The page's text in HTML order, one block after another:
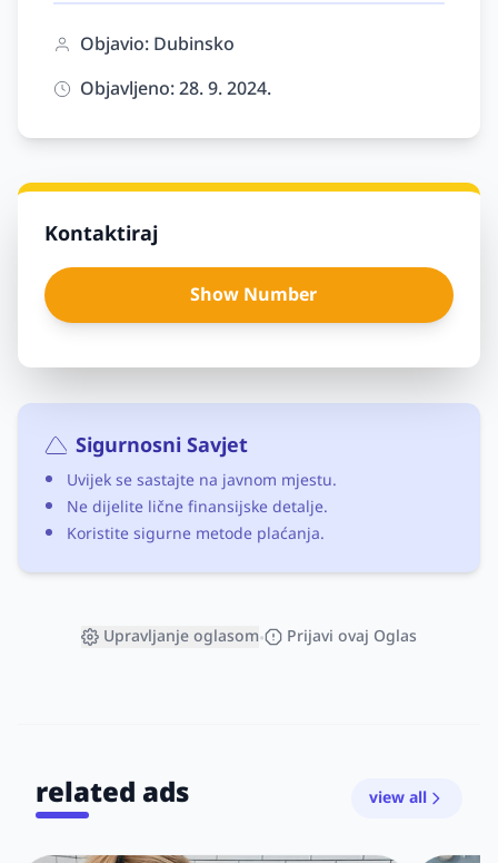
Objavio: Dubinsko
Objavljeno: 28. 9. 2024.
Kontaktiraj
Show Number
Sigurnosni Savjet
Uvijek se sastajte na javnom mjestu.
Ne dijelite lične finansijske detalje.
Koristite sigurne metode plaćanja.
Upravljanje oglasom• Prijavi ovaj Oglas
related ads view all